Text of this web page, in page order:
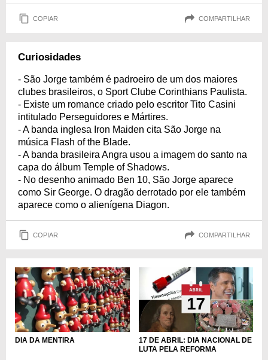
COPIAR COMPARTILHAR
Curiosidades
- São Jorge também é padroeiro de um dos maiores
clubes brasileiros, o Sport Clube Corinthians Paulista.
- Existe um romance criado pelo escritor Tito Casini
intitulado Perseguidores e Mártires.
- A banda inglesa Iron Maiden cita São Jorge na
música Flash of the Blade.
- A banda brasileira Angra usou a imagem do santo na
capa do álbum Temple of Shadows.
- No desenho animado Ben 10, São Jorge aparece
como Sir George. O dragão derrotado por ele também
aparece como o alienígena Diagon.
COPIAR COMPARTILHAR
DIA DA MENTIRA
17 DE ABRIL: DIA NACIONAL DE
LUTA PELA REFORMA